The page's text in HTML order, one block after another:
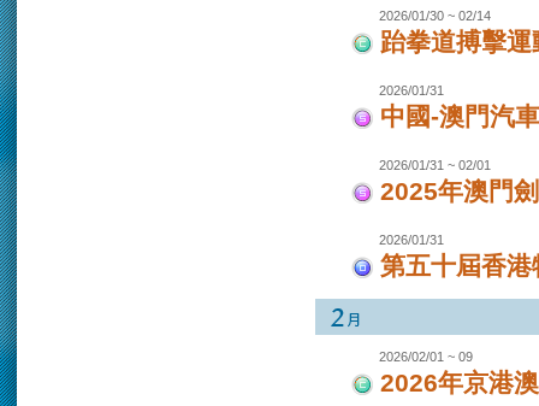
2026/01/30 ~ 02/14
跆拳道搏擊
2026/01/31
中國-澳門汽
2026/01/31 ~ 02/01
2025年澳門
2026/01/31
第五十屆香
2026/02/01 ~ 09
2026年京港